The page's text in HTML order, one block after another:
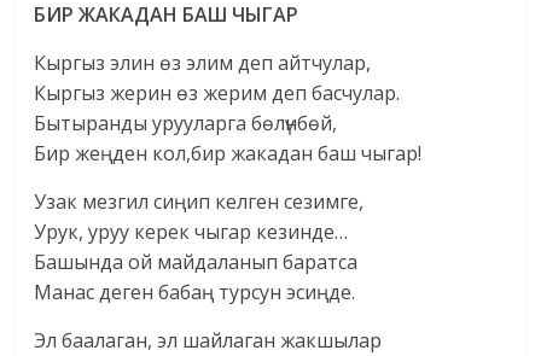
БИР ЖАКАДАН БАШ ЧЫГАР
Кыргыз элин өз элим деп айтчулар,
Кыргыз жерин өз жерим деп басчулар.
Бытыранды урууларга бөлүнбөй,
Бир жеңден кол,бир жакадан баш чыгар!
Узак мезгил сиңип келген сезимге,
Урук, уруу керек чыгар кезинде…
Башында ой майдаланып баратса
Манас деген бабаң турсун эсиңде.
Эл баалаган, эл шайлаган жакшылар